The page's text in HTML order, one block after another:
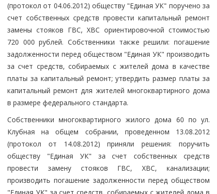
(протокол от 04.06.2012) обществу "Единая УК" поручено за
счет собственных средств провести капитальный ремонт
замены стояков ГВС, ХВС ориентировочной стоимостью
720 000 рублей. Собственники также решили: погашение
задолженности перед обществом "Единая УК" производить
за счет средств, собираемых с жителей дома в качестве
платы за капитальный ремонт; утвердить размер платы за
капитальный ремонт для жителей многоквартирного дома
в размере федерального стандарта.
Собственники многоквартирного жилого дома 60 по ул.
Клубная на общем собрании, проведенном 13.08.2012
(протокол от 14.08.2012) приняли решения: поручить
обществу "Единая УК" за счет собственных средств
провести замену стояков ГВС, ХВС, канализации;
производить погашение задолженности перед обществом